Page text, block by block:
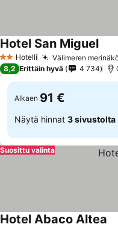
2 Tähtiluokitus
Hotelli Välimeren
Hotel San Miguel
8,2 Erittäin hyvä 4 734
Alkaen 91 €
Näytä hinnat 3 sivustolta
Suosittu valinta
Hotel Abaco Altea